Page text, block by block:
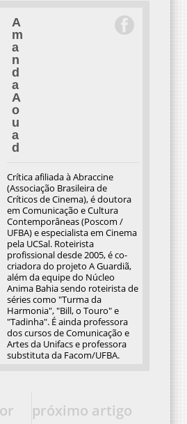
A
m
a
n
d
a
A
o
u
a
d
Crítica afiliada à Abraccine
(Associação Brasileira de
Críticos de Cinema), é doutora
em Comunicação e Cultura
Contemporâneas (Poscom /
UFBA) e especialista em Cinema
pela UCSal. Roteirista
profissional desde 2005, é co-
criadora do projeto A Guardiã,
além da equipe do Núcleo
Anima Bahia sendo roteirista de
séries como "Turma da
Harmonia", "Bill, o Touro" e
"Tadinha". É ainda professora
dos cursos de Comunicação e
Artes da Unifacs e professora
substituta da Facom/UFBA.
próximo artigo